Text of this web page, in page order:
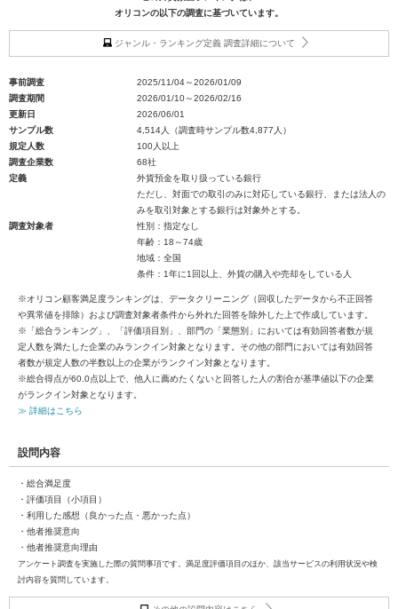
オリコンの以下の調査に基づいています。
ジャンル・ランキング定義 調査詳細について
事前調査
2025/11/04～2026/01/09
調査期間
2026/01/10～2026/02/16
更新日
2026/06/01
サンプル数
4,514人（調査時サンプル数4,877人）
規定人数
100人以上
調査企業数
68社
定義
外貨預金を取り扱っている銀行
ただし、対面での取引のみに対応している銀行、または法人の
みを取引対象とする銀行は対象外とする。
調査対象者
性別：指定なし
年齢：18～74歳
地域：全国
条件：1年に1回以上、外貨の購入や売却をしている人
※オリコン顧客満足度ランキングは、データクリーニング（回収したデータから不正回答
や異常値を排除）および調査対象者条件から外れた回答を除外した上で作成しています。
※「総合ランキング」、「評価項目別」、部門の「業態別」においては有効回答者数が規
定人数を満たした企業のみランクイン対象となります。その他の部門においては有効回答
者数が規定人数の半数以上の企業がランクイン対象となります。
※総合得点が60.0点以上で、他人に薦めたくないと回答した人の割合が基準値以下の企業
がランクイン対象となります。
≫ 詳細はこちら
設問内容
・総合満足度
・評価項目（小項目）
・利用した感想（良かった点・悪かった点）
・他者推奨意向
・他者推奨意向理由
アンケート調査を実施した際の質問事項です。満足度評価項目のほか、該当サービスの利用状況や検
討内容を質問しています。